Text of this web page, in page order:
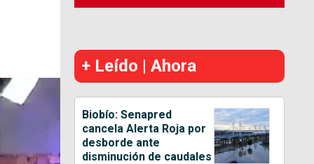
+ Leído | Ahora
Biobío: Senapred
cancela Alerta Roja por
desborde ante
disminución de caudales